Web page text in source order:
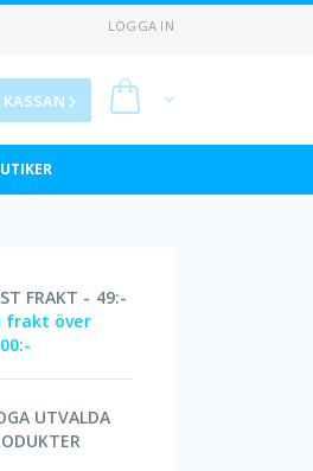
LOGGA IN
Min kundvagn
FRAKT - 49:-
frakt över
UTVALDA